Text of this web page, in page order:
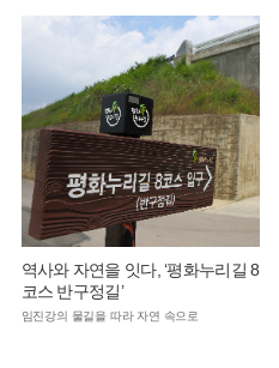
역사와 자연을 잇다, ‘평화누리길 8
코스 반구정길’
임진강의 물길을 따라 자연 속으로